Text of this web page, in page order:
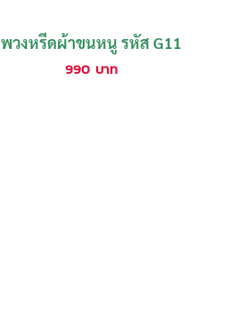
พวงหรีดผ้าขนหนู รหัส G11
990 บาท